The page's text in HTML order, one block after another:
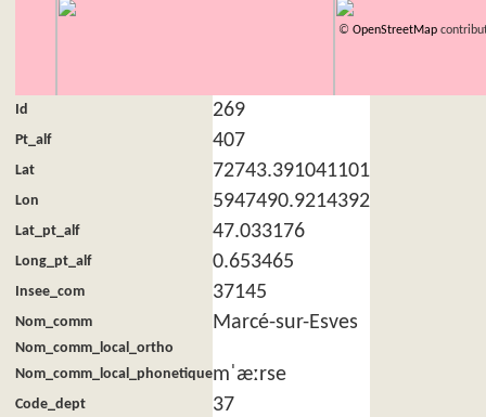
© OpenStreetMap
Id 269
Pt_alf 407
Lat 72743.391041101
Lon 5947490.9214392
Lat_pt_alf 47.033176
Long_pt_alf 0.653465
Insee_com 37145
Nom_comm Marcé-sur-Esves
Nom_comm_local_ortho
Nom_comm_local_phonetiquemˈæːrse
Code_dept 37